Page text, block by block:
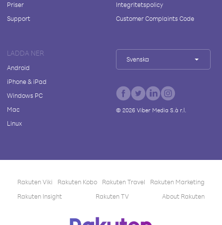
Priser
Support
Integritetspolicy
Customer Complaints Code
LADDA NER
Android
iPhone & iPad
Windows PC
Mac
Linux
Svenska
© 2026Viber Media S.à r.l.
Rakuten Viki Rakuten Kobo Rakuten Travel
Rakuten Marketing
Rakuten Insight
Rakuten TV About Rakuten